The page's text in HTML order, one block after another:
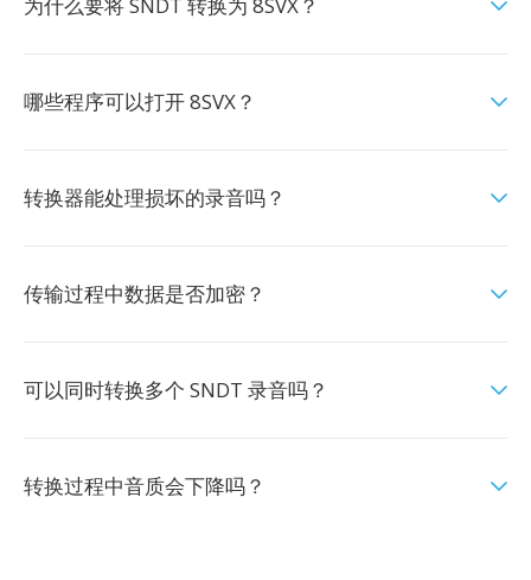
哪些程序可以打开 8SVX？
转换器能处理损坏的录音吗？
传输过程中数据是否加密？
可以同时转换多个 SNDT 录音吗？
转换过程中音质会下降吗？